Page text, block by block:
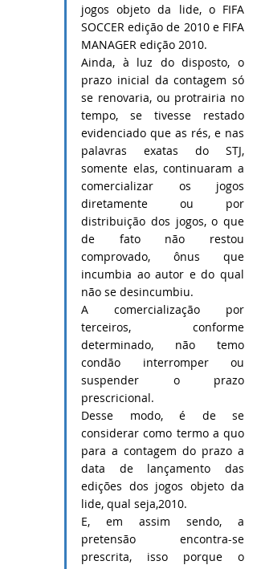
jogos objeto da lide, o FIFA
SOCCER edição de 2010 e FIFA
MANAGER edição 2010.
Ainda, à luz do disposto, o
prazo inicial da contagem só
se renovaria, ou protrairia no
tempo, se tivesse restado
evidenciado que as rés, e nas
palavras exatas do STJ,
somente elas, continuaram a
comercializar os jogos
diretamente ou por
distribuição dos jogos, o que
de fato não restou
comprovado, ônus que
incumbia ao autor e do qual
não se desincumbiu.
A comercialização por
terceiros, conforme
determinado, não temo
condão interromper ou
suspender o prazo
prescricional.
Desse modo, é de se
considerar como termo a quo
para a contagem do prazo a
data de lançamento das
edições dos jogos objeto da
lide, qual seja,2010.
E, em assim sendo, a
pretensão encontra-se
prescrita, isso porque o